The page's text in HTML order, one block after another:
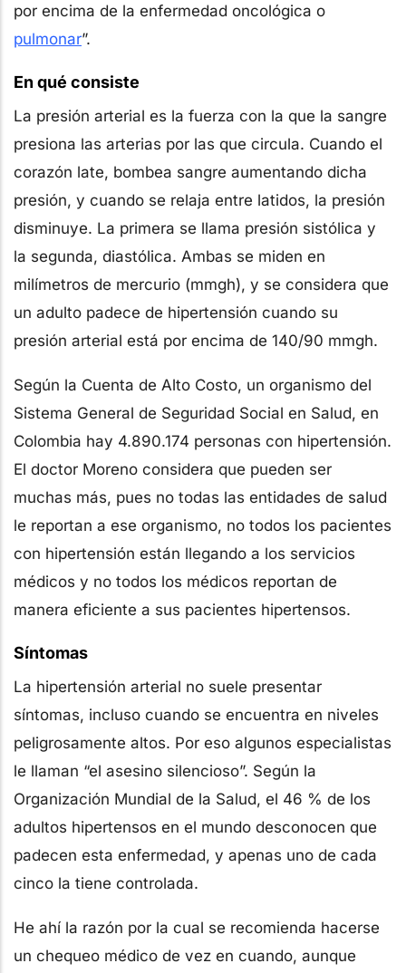
por encima de la enfermedad oncológica o
pulmonar”.
En qué consiste
La presión arterial es la fuerza con la que la sangre
presiona las arterias por las que circula. Cuando el
corazón late, bombea sangre aumentando dicha
presión, y cuando se relaja entre latidos, la presión
disminuye. La primera se llama presión sistólica y
la segunda, diastólica. Ambas se miden en
milímetros de mercurio (mmgh), y se considera que
un adulto padece de hipertensión cuando su
presión arterial está por encima de 140/90 mmgh.
Según la Cuenta de Alto Costo, un organismo del
Sistema General de Seguridad Social en Salud, en
Colombia hay 4.890.174 personas con hipertensión.
El doctor Moreno considera que pueden ser
muchas más, pues no todas las entidades de salud
le reportan a ese organismo, no todos los pacientes
con hipertensión están llegando a los servicios
médicos y no todos los médicos reportan de
manera eficiente a sus pacientes hipertensos.
Síntomas
La hipertensión arterial no suele presentar
síntomas, incluso cuando se encuentra en niveles
peligrosamente altos. Por eso algunos especialistas
le llaman “el asesino silencioso”. Según la
Organización Mundial de la Salud, el 46 % de los
adultos hipertensos en el mundo desconocen que
padecen esta enfermedad, y apenas uno de cada
cinco la tiene controlada.
He ahí la razón por la cual se recomienda hacerse
un chequeo médico de vez en cuando, aunque